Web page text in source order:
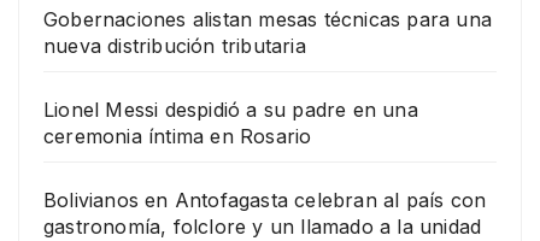
Gobernaciones alistan mesas técnicas para una
nueva distribución tributaria
Lionel Messi despidió a su padre en una
ceremonia íntima en Rosario
Bolivianos en Antofagasta celebran al país con
gastronomía, folclore y un llamado a la unidad